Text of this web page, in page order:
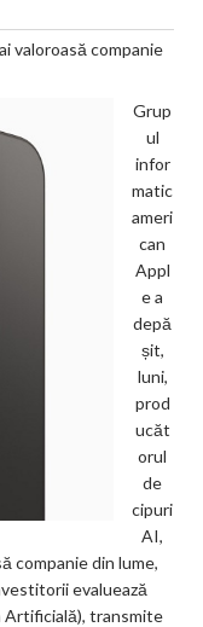
valoroasă companie
Grup
ul
infor
matic
ameri
can
Appl
e a
depă
șit,
luni,
prod
ucăt
orul
de
cipuri
AI,
companie din lume,
evaluează
transmite